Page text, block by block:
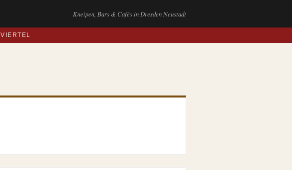
Kneipen, Bars & Cafés in Dresden Neustadt